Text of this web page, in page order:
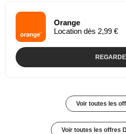
Orange
Location dès 2,99 €
Voir toutes les
Voir toutes les offres